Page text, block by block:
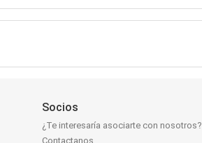
Socios
¿Te interesaría asociarte con nosotros?
Contactanos